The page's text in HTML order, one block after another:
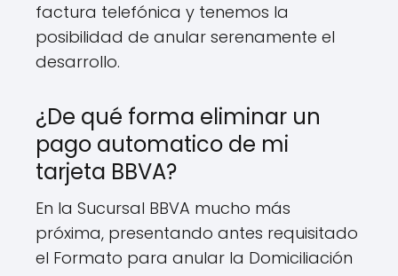
factura telefónica y tenemos la
posibilidad de anular serenamente el
desarrollo.
¿De qué forma eliminar un
pago automatico de mi
tarjeta BBVA?
En la Sucursal BBVA mucho más
próxima, presentando antes requisitado
el Formato para anular la Domiciliación